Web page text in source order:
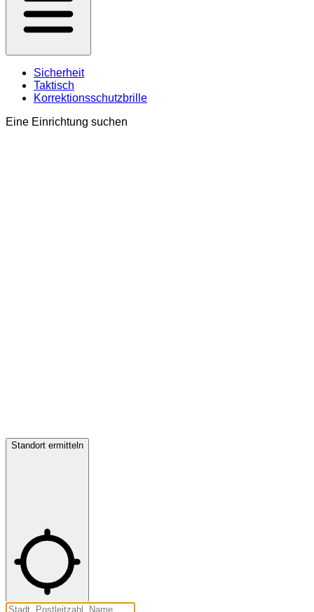
Sicherheit
Taktisch
Korrektionsschutzbrille
Eine Einrichtung suchen
Standort ermitteln